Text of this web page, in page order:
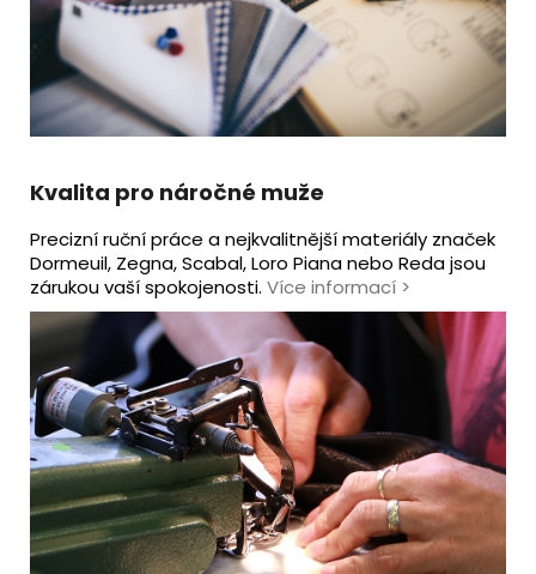
Kvalita pro náročné muže
Precizní ruční práce a nejkvalitnější materiály značek
Dormeuil, Zegna, Scabal, Loro Piana nebo Reda jsou
zárukou vaší spokojenosti. Více informací >